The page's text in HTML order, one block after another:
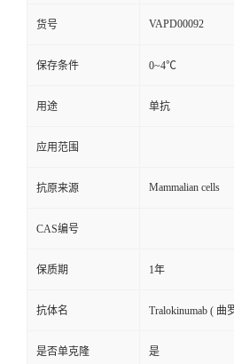
货号 VAPD00092
保存条件 0~4℃
用途 单抗
应用范围
抗原来源 Mammalian cells
CAS编号
保质期 1年
抗体名 Tralokinumab ( 曲
是否单克隆 是